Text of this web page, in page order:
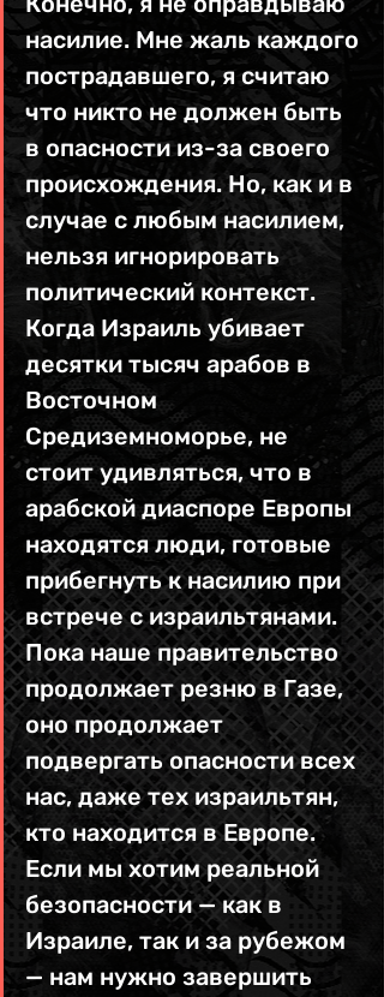
насилие. Мне жаль каждого
пострадавшего, я считаю
что никто не должен быть
в опасности из-за своего
происхождения. Но, как и в
случае с любым насилием,
нельзя игнорировать
политический контекст.
Когда Израиль убивает
десятки тысяч арабов в
Восточном
Средиземноморье, не
стоит удивляться, что в
арабской диаспоре Европы
находятся люди, готовые
прибегнуть к насилию при
встрече с израильтянами.
Пока наше правительство
продолжает резню в Газе,
оно продолжает
подвергать опасности всех
нас, даже тех израильтян,
кто находится в Европе.
Если мы хотим реальной
безопасности — как в
Израиле, так и за рубежом
— нам нужно завершить